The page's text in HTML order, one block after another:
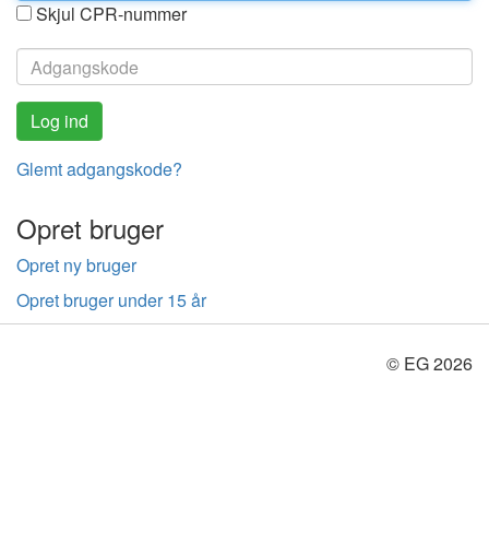
Skjul CPR-nummer
Glemt adgangskode?
Opret bruger
Opret ny bruger
Opret bruger under 15 år
© EG 2026